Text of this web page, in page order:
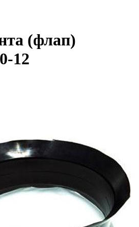
(флап)
12